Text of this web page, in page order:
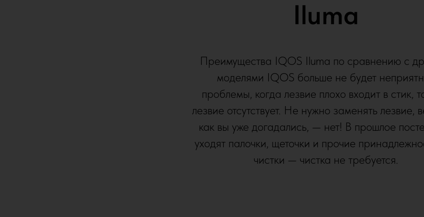
Iluma
Преимущества IQOS Iluma по сравнению с
моделями IQOS больше не будет
проблемы, когда лезвие плохо входит в стик,
лезвие отсутствует. Не нужно заменять лезвие,
как вы уже догадались, — нет! В прошлое
уходят палочки, щеточки и прочие
чистки — чистка не требуется.